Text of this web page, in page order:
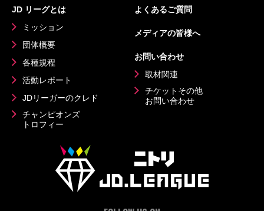
JD リーグとは
ミッション
団体概要
各種規程
活動レポート
JDリーガーのクレド
チャンピオンズ
トロフィー
よくあるご質問
メディアの皆様へ
お問い合わせ
取材関連
チケットその他
お問い合わせ